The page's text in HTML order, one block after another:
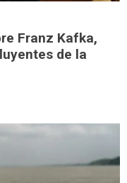
Franz Kafka,
de la